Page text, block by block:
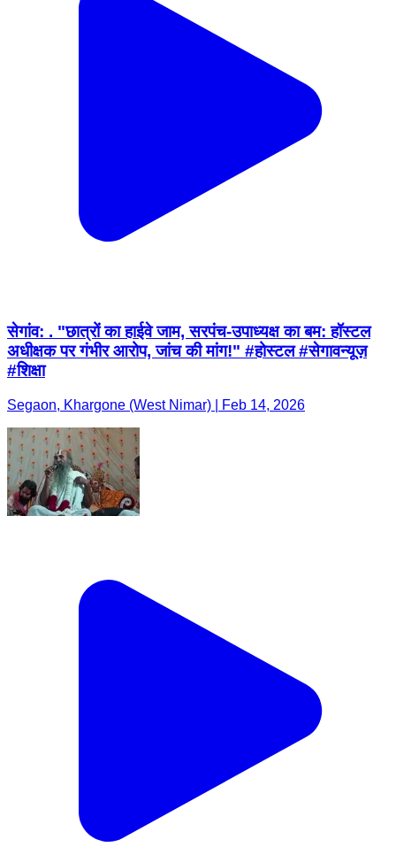
सेगांव: . "छात्रों का हाईवे जाम, सरपंच-उपाध्यक्ष का बम: हॉस्टल
अधीक्षक पर गंभीर आरोप, जांच की मांग!" #होस्टल #सेगावन्यूज़
#शिक्षा
Segaon, Khargone (West Nimar) | Feb 14, 2026